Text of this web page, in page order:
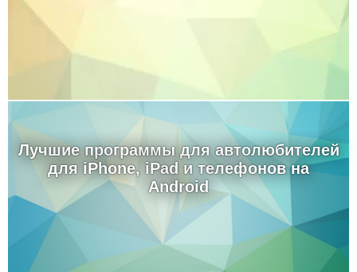
Лучшие программы для автолюбителей
для iPhone, iPad и телефонов на
Android